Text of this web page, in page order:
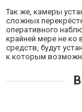
Так же, камеры
сложных
оперативного
крайней мере не ко
средств, будут
к которым